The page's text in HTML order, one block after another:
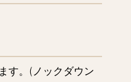
す。(ノックダウン